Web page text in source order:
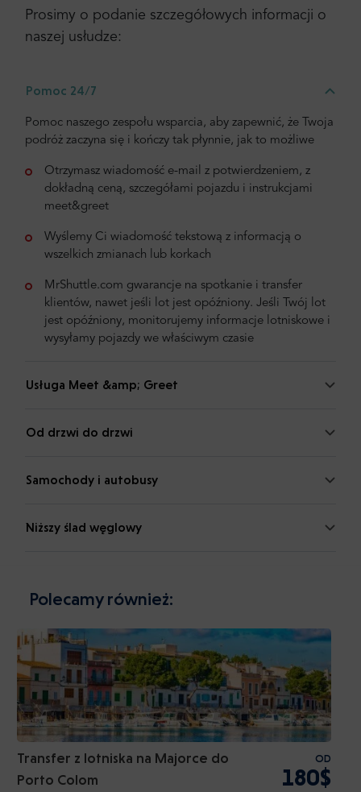
Prosimy o podanie szczegółowych informacji o
naszej usłudze:
Pomoc 24/7
Pomoc naszego zespołu wsparcia, aby zapewnić, że Twoja
podróż zaczyna się i kończy tak płynnie, jak to możliwe
Otrzymasz wiadomość e-mail z potwierdzeniem, z
dokładną ceną, szczegółami pojazdu i instrukcjami
meet&greet
Wyślemy Ci wiadomość tekstową z informacją o
wszelkich zmianach lub korkach
MrShuttle.com gwarancje na spotkanie i transfer
klientów, nawet jeśli lot jest opóźniony. Jeśli Twój lot
jest opóźniony, monitorujemy informacje lotniskowe i
wysyłamy pojazdy we właściwym czasie
Usługa Meet &amp; Greet
Od drzwi do drzwi
Samochody i autobusy
Niższy ślad węglowy
Polecamy również:
Transfer z lotniska na Majorce do
Porto Colom
OD
180$